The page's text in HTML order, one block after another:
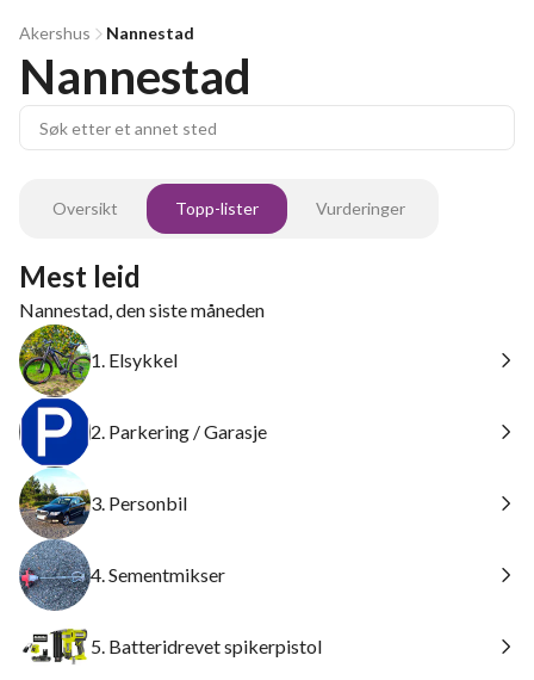
Akershus Nannestad
Nannestad
Oversikt Topp-lister Vurderinger
Mest leid
Nannestad, den siste måneden
1. Elsykkel
2. Parkering / Garasje
3. Personbil
4. Sementmikser
5. Batteridrevet spikerpistol